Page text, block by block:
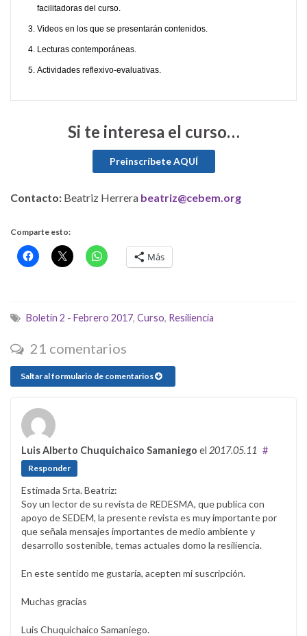
facilitadoras del curso.
Videos en los que se presentarán contenidos.
Lecturas contemporáneas.
Actividades reflexivo-evaluativas.
Si te interesa el curso…
Contacto: Beatriz Herrera beatriz@cebem.org
Comparte esto:
Más
Boletín 2 - Febrero 2017, Curso, Resiliencia
21 comentarios
Saltar al formulario de comentarios
Luis Alberto Chuquichaico Samaniego el 2017.05.11 #
Responder
Estimada Srta. Beatriz:
Soy un lector de su revista de REDESMA, que publica con
apoyo de SEDEM, la presente revista es muy importante por
que señala mensajes importantes de medio ambiente y
desarrollo sostenible, temas actuales domo la resiliencia.
En este sentido me gustaría, acepten mi suscripción.
Muchas gracias
Luis Chuquichaico Samaniego.